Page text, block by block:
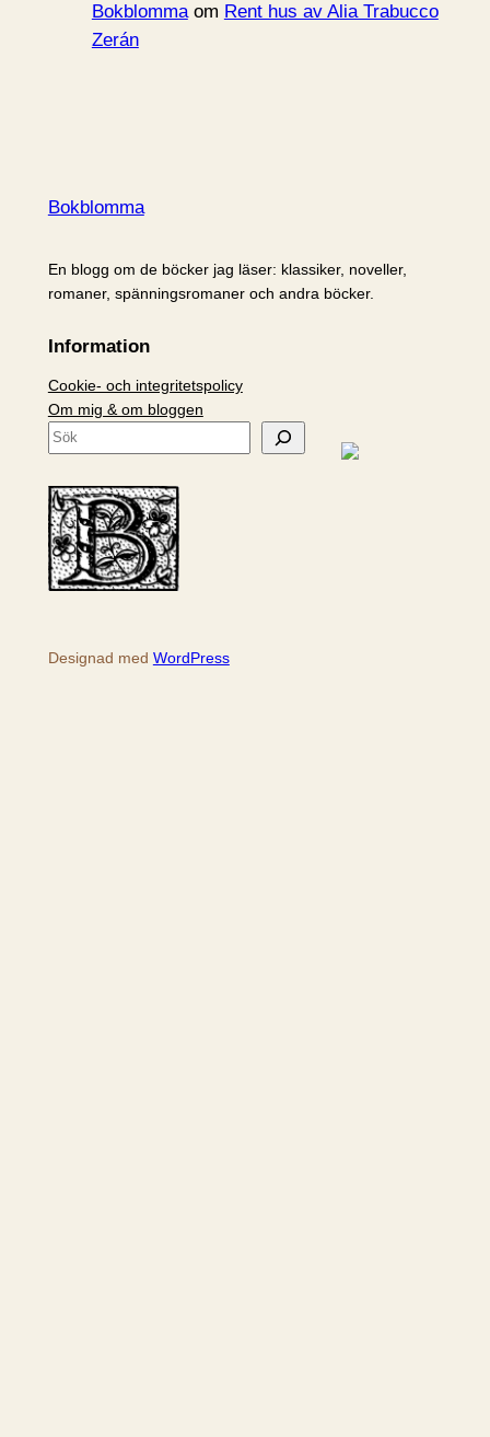
Bokblommaom Rent hus av Alia Trabucco
Zerán
Bokblomma
En blogg om de böcker jag läser: klassiker, noveller,
romaner, spänningsromaner och andra böcker.
Information
Cookie- och integritetspolicy
Om mig & om bloggen
S
k
Designad med WordPress